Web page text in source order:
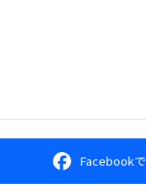
Facebookで